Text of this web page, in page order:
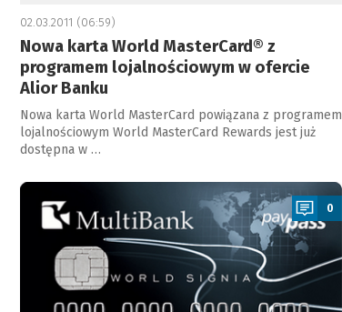
02.03.2011 (06:59)
Nowa karta World MasterCard® z
programem lojalnościowym w ofercie
Alior Banku
Nowa karta World MasterCard powiązana z programem
lojalnościowym World MasterCard Rewards jest już
dostępna w …
a
0